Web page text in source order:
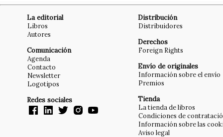
La editorial
Libros
Autores
Comunicación
Agenda
Contacto
Newsletter
Logotipos
Redes sociales
Distribución
Distribuidores
Derechos
Foreign Rights
Envío de originales
Información sobre el envío
Premios
Tienda
La tienda de libros
Condiciones de
Información sobre las
Aviso legal